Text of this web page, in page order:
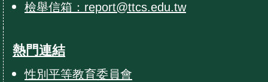
檢舉信箱：report@ttcs.edu.tw
熱門連結
性別平等教育委員會